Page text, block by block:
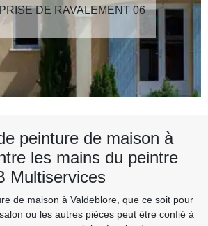
DE RAVALEMENT 06
peinture de maison à
les mains du peintre
Multiservices
de maison à Valdeblore, que ce soit pour
ou les autres pièces peut être confié à